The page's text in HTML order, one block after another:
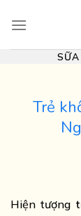
Trẻ
Hiện tượng